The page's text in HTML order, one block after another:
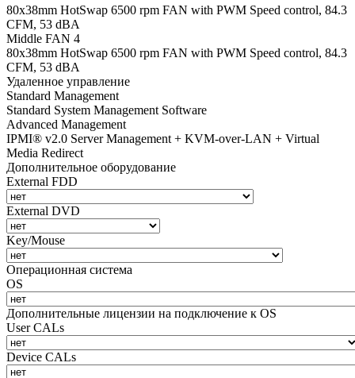
80х38mm HotSwap 6500 rpm FAN with PWM Speed control, 84.3
CFM, 53 dBA
Middle FAN 4
80х38mm HotSwap 6500 rpm FAN with PWM Speed control, 84.3
CFM, 53 dBA
Удаленное управление
Standard Management
Standard System Management Software
Advanced Management
IPMI® v2.0 Server Management + KVM-over-LAN + Virtual
Media Redirect
Дополнительное оборудование
External FDD
External DVD
Key/Mouse
Операционная система
OS
Дополнительные лицензии на подключение к OS
User CALs
Device CALs